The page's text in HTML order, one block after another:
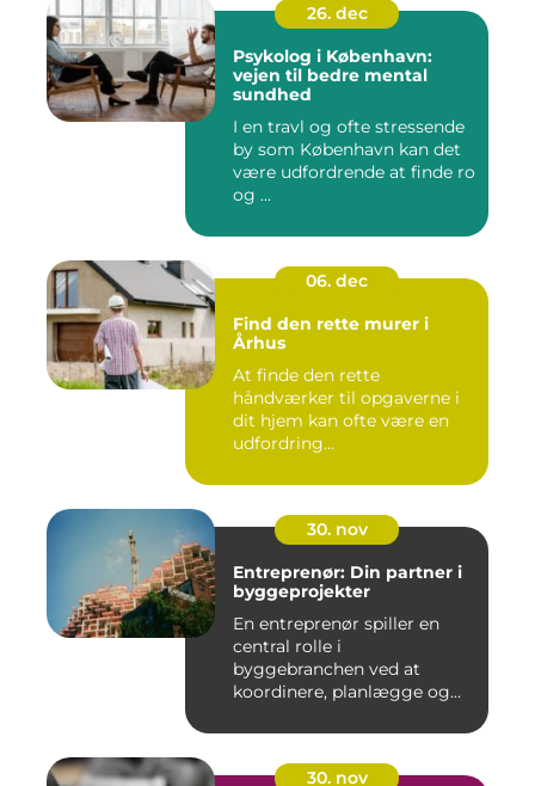
26. dec
Psykolog i København:
vejen til bedre mental
sundhed
I en travl og ofte stressende
by som København kan det
være udfordrende at finde ro
og ...
06. dec
Find den rette murer i
Århus
At finde den rette
håndværker til opgaverne i
dit hjem kan ofte være en
udfordring...
30. nov
Entreprenør: Din partner i
byggeprojekter
En entreprenør spiller en
central rolle i
byggebranchen ved at
koordinere, planlægge og...
30. nov